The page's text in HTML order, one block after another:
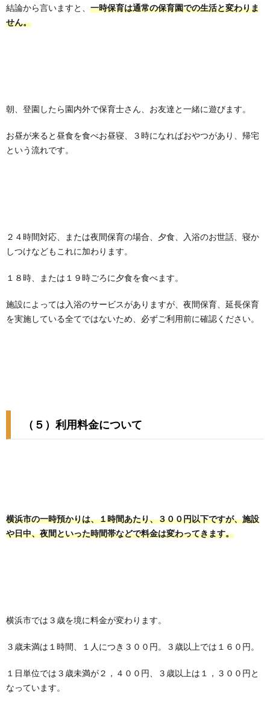
結論から言いますと、 一時保育は通常の保育園での生活と変わりま
せん。
朝、登園したら園内外で保育士さん、お友達と一緒に遊びます。
お昼が来ると昼食を食べお昼寝、３時になればおやつがあり、帰宅
という流れです。
２４時間対応、または夜間保育の場合、夕食、入浴のお世話、寝か
しつけなどもこれに加わります。
１８時、または１９時ごろに夕食を食べます。
施設によっては入浴のサービスがありますが、夜間保育、延長保育
を実施している全てではないため、必ずご利用前に確認ください。
（５）利用料金について
横浜市の一時預かりは、１時間あたり、３００円以下ですが、施設
や日中、夜間といった時間帯などで料金は変わってきます。
横浜市では３歳を境に料金が変わります。
３歳未満は１時間、１人につき３００円。３歳以上では１６０円。
１日単位では３歳未満が２，４００円、３歳以上は１，３００円と
なっています。